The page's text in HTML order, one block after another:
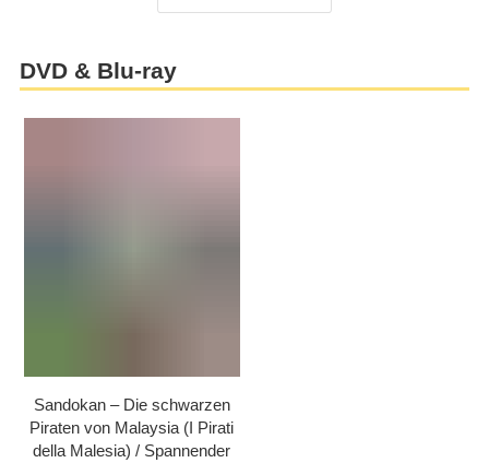
DVD & Blu-ray
Sandokan – Die schwarzen
Piraten von Malaysia (I Pirati
della Malesia) /​ Spannender